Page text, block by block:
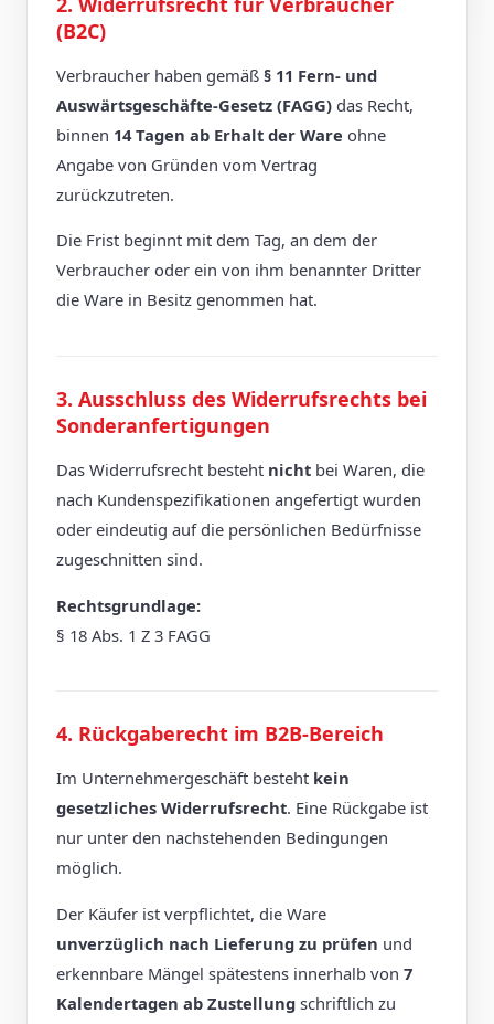
(B2C)
Verbraucher haben gemäß § 11 Fern- und
Auswärtsgeschäfte-Gesetz (FAGG) das Recht,
binnen 14 Tagen ab Erhalt der Ware ohne
Angabe von Gründen vom Vertrag
zurückzutreten.
Die Frist beginnt mit dem Tag, an dem der
Verbraucher oder ein von ihm benannter Dritter
die Ware in Besitz genommen hat.
3. Ausschluss des Widerrufsrechts bei
Sonderanfertigungen
Das Widerrufsrecht besteht nicht bei Waren, die
nach Kundenspezifikationen angefertigt wurden
oder eindeutig auf die persönlichen Bedürfnisse
zugeschnitten sind.
Rechtsgrundlage:
§ 18 Abs. 1 Z 3 FAGG
4. Rückgaberecht im B2B-Bereich
Im Unternehmergeschäft besteht kein
gesetzliches Widerrufsrecht. Eine Rückgabe ist
nur unter den nachstehenden Bedingungen
möglich.
Der Käufer ist verpflichtet, die Ware
unverzüglich nach Lieferung zu prüfen und
erkennbare Mängel spätestens innerhalb von 7
Kalendertagen ab Zustellung schriftlich zu